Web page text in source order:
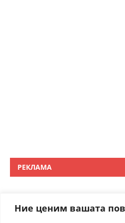
Ние ценим вашата
РЕКЛАМА